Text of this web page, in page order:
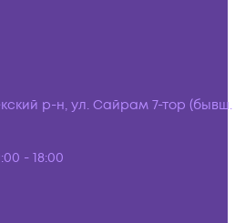
р-н, ул. Сайрам 7-тор (бывш.
- 18:00